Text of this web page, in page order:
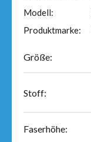
Modell:
Produktmarke:
Größe:
Stoff:
Faserhöhe: